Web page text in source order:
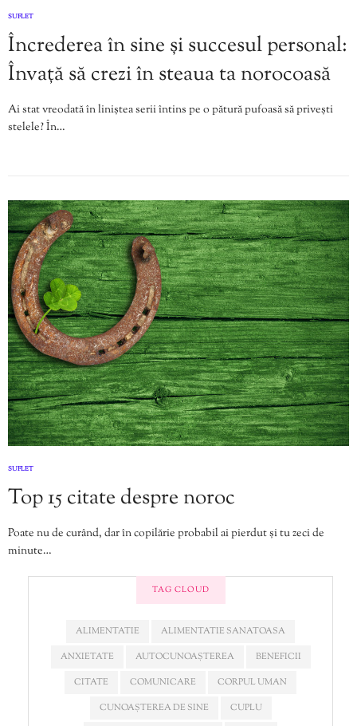
SUFLET
Încrederea în sine și succesul personal:
Învață să crezi în steaua ta norocoasă
Ai stat vreodată în liniștea serii întins pe o pătură pufoasă să privești
stelele? În…
SUFLET
Top 15 citate despre noroc
Poate nu de curând, dar în copilărie probabil ai pierdut și tu zeci de
minute…
TAG CLOUD
ALIMENTATIE
ALIMENTATIE SANATOASA
ANXIETATE
AUTOCUNOAȘTEREA
BENEFICII
CITATE
COMUNICARE
CORPUL UMAN
CUNOAȘTEREA DE SINE
CUPLU